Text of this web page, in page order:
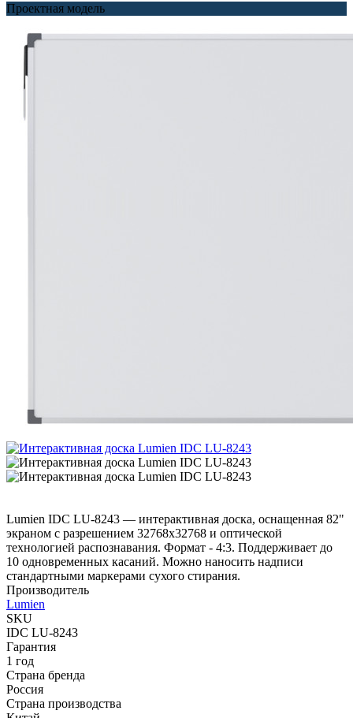
Проектная модель
Lumien IDC LU-8243 — интерактивная доска, оснащенная 82"
экраном с разрешением 32768x32768 и оптической
технологией распознавания. Формат - 4:3. Поддерживает до
10 одновременных касаний. Можно наносить надписи
стандартными маркерами сухого стирания.
Производитель
Lumien
SKU
IDC LU-8243
Гарантия
1 год
Страна бренда
Россия
Страна производства